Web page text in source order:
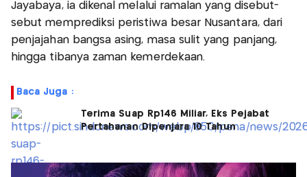
Jayabaya, ia dikenal melalui ramalan yang disebut-
sebut memprediksi peristiwa besar Nusantara, dari
penjajahan bangsa asing, masa sulit yang panjang,
hingga tibanya zaman kemerdekaan.
Baca Juga :
Terima Suap Rp146 Miliar, Eks Pejabat
Pertahanan Dipenjara 10 Tahun